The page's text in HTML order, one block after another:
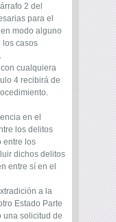
2 del
para el
modo alguno
los casos
cualquiera
4 recibirá de
en el
los delitos
entre los
dichos delitos
entre sí en el
a la
Estado Parte
una solicitud de